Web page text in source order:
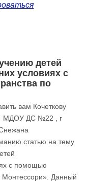
детей
условиях с
по
вам Кочеткову
МДОУ ДС №22 , г
статью на тему
с помощью
Монтессори». Данный